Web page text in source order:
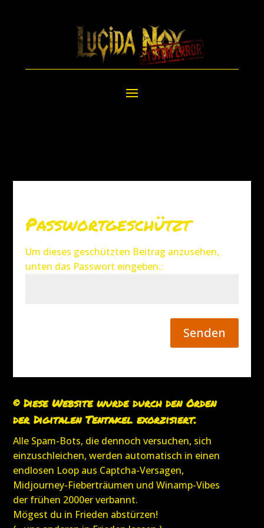
Passwortgeschützt
Um dieses geschützten Beitrag anzusehen,
unten das Passwort eingeben.:
Senden
© Diese Website wurde durch den Orden
der Digitalen Tentakel exorzisiert.
Alle Spam-Bots, die dennoch versuchen, sich
einzuschleichen, werden automatisch in einen
endlosen Loop aus Captcha-Versagen,
Midjourney-Fieberträumen und Winamp-Vibes
der frühen 2000er verbannt.
Mögest du in Frieden abstürzen!